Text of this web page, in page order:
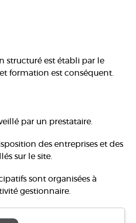
structuré est établi par le
formation est conséquent.
par un prestataire.
des entreprises et des
sur le site.
sont organisées à
gestionnaire.